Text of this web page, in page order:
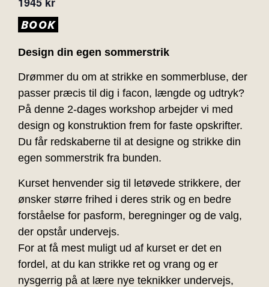
BOOK
Design din egen sommerstrik
Drømmer du om at strikke en sommerbluse, der
passer præcis til dig i facon, længde og udtryk?
På denne 2-dages workshop arbejder vi med
design og konstruktion frem for faste opskrifter.
Du får redskaberne til at designe og strikke din
egen sommerstrik fra bunden.
Kurset henvender sig til letøvede strikkere, der
ønsker større frihed i deres strik og en bedre
forståelse for pasform, beregninger og de valg,
der opstår undervejs.
For at få mest muligt ud af kurset er det en
fordel, at du kan strikke ret og vrang og er
nysgerrig på at lære nye teknikker undervejs,